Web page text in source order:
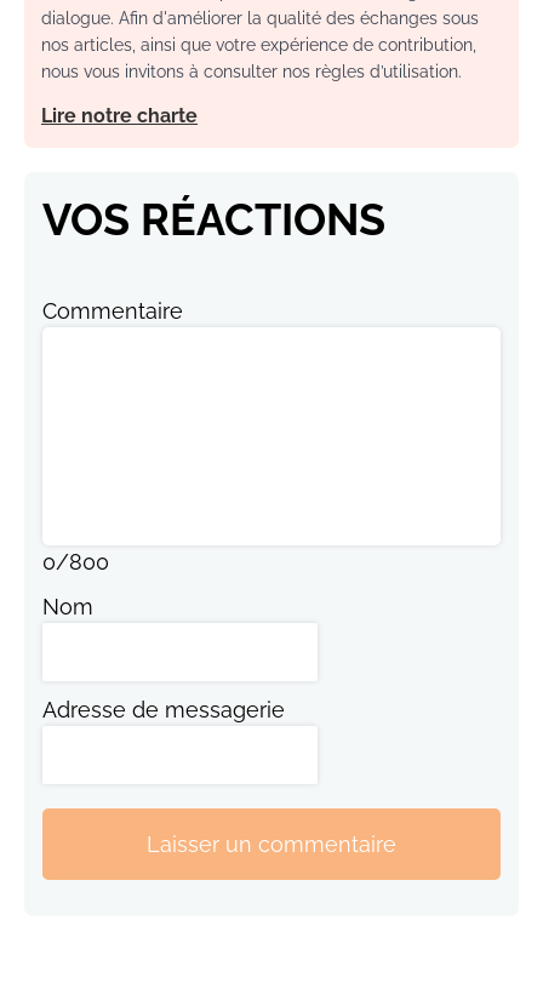
dialogue. Afin d'améliorer la qualité des échanges sous
nos articles, ainsi que votre expérience de contribution,
nous vous invitons à consulter nos règles d’utilisation.
Lire notre charte
VOS RÉACTIONS
Commentaire
0/800
Nom
Adresse de messagerie
Laisser un commentaire